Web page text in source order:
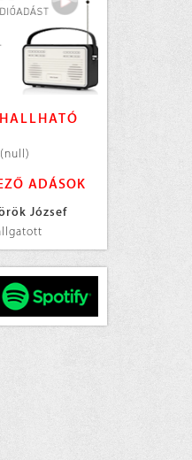
(null)
ADÁSOK
József